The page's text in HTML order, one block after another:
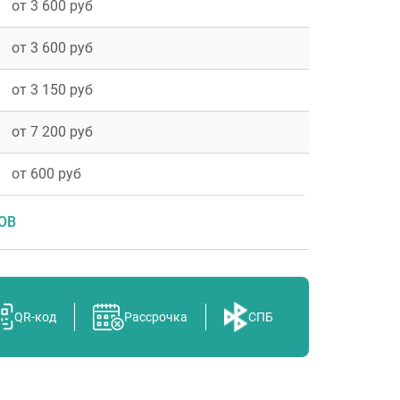
от 3 600 руб
от 3 600 руб
от 3 150 руб
от 7 200 руб
от 600 руб
QR-код Рассрочка СПБ